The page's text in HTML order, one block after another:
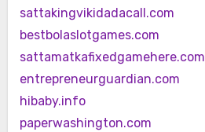
sattakingvikidadacall.com
bestbolaslotgames.com
sattamatkafixedgamehere.com
entrepreneurguardian.com
hibaby.info
paperwashington.com